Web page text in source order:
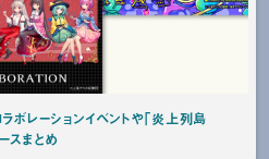
レーションイベントや「炎上列島
スまとめ